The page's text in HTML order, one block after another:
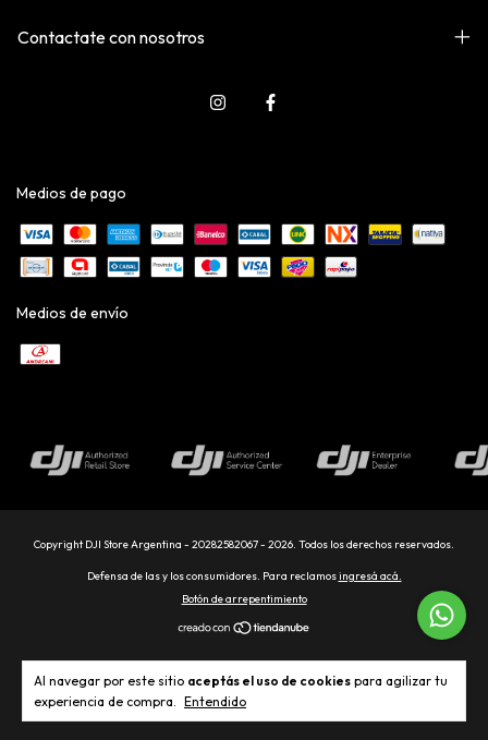
Al navegar por este sitio aceptás el uso de cookies para agilizar tu
experiencia de compra. Entendido
Contactate con nosotros
Medios de pago
Medios de envío
Copyright DJI Store Argentina - 20282582067 - 2026. Todos los derechos reservados.
Defensa de las y los consumidores. Para reclamosingresá acá.
Botón de arrepentimiento